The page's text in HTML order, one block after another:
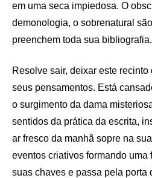
em uma seca impiedosa. O
demonologia, o sobrenatural
preenchem toda sua bibliografia.
Resolve sair, deixar este
seus pensamentos. Está
o surgimento da dama
sentidos da prática da escrita,
ar fresco da manhã sopre na
eventos criativos formando uma
suas chaves e passa pela porta